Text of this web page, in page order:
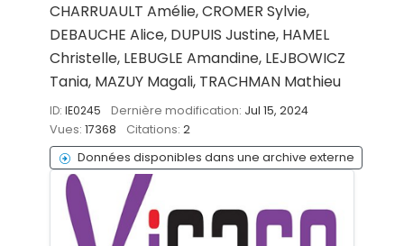
CHARRUAULT Amélie, CROMER Sylvie,
DEBAUCHE Alice, DUPUIS Justine, HAMEL
Christelle, LEBUGLE Amandine, LEJBOWICZ
Tania, MAZUY Magali, TRACHMAN Mathieu
ID: IE0245 Dernière modification: Jul 15, 2024
Vues: 17368 Citations: 2
Données disponibles dans une archive externe